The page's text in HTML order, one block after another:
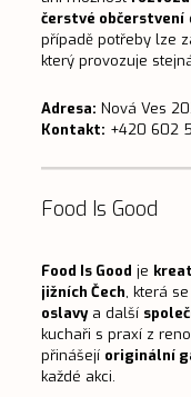
čerstvé občerstvení
případě potřeby lze
který provozuje
Adresa: Nová Ves
Kontakt: +420 602
Food Is Good
Food Is Good je
jižních Čech, která
oslavya další
kuchaři s praxí z
přinášejí originální
každé akci.